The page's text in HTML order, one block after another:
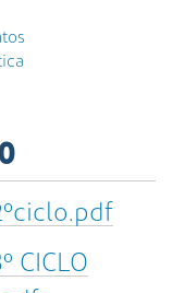
CICLO